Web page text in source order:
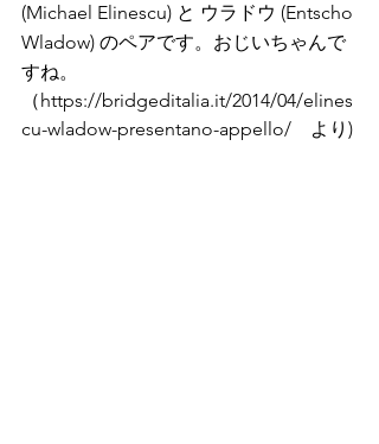
(Michael Elinescu) と ウラドウ (Entscho
Wladow) のペアです。おじいちゃんで
すね。
（https://bridgeditalia.it/2014/04/elines
cu-wladow-presentano-appello/　より)